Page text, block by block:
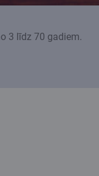
3 līdz 70 gadiem.